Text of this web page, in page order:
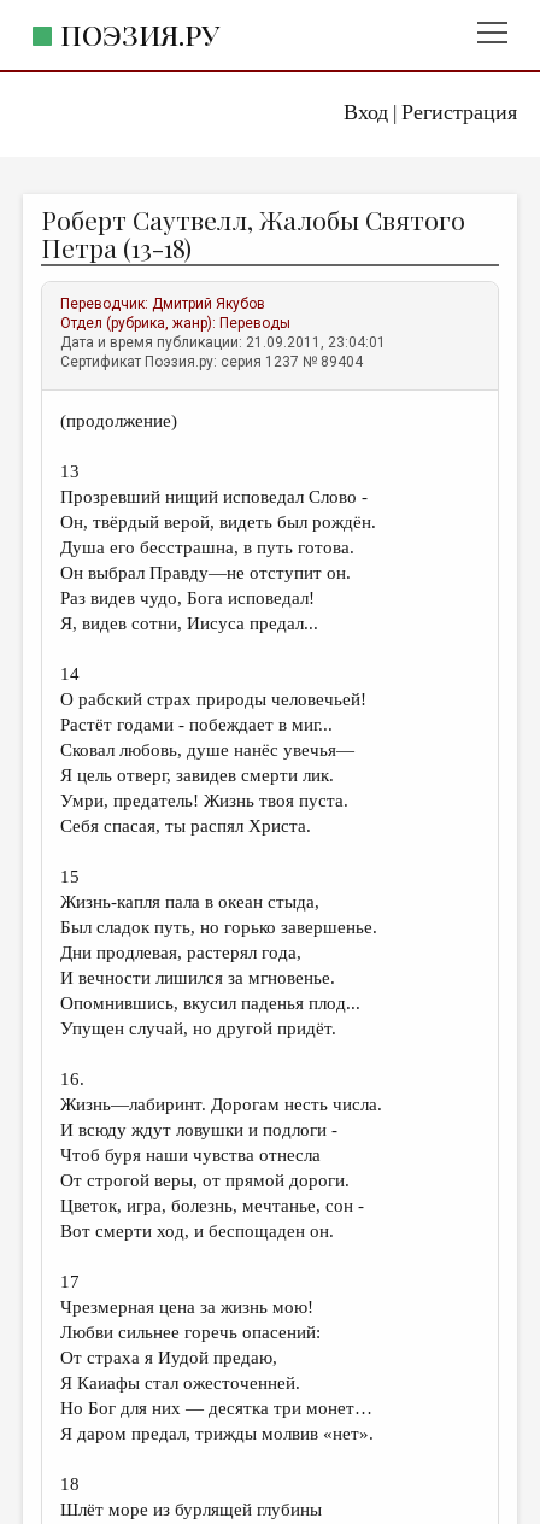
Вход| Регистрация
ПОЭЗИЯ.РУ
ЖАНРЫ
АВТОРЫ
КОММЕНТАРИИ
ЛИТСАЛОН
ОТДЕЛЫ И РУБРИКИ
ИЗБРАННОЕ
ДАЙДЖЕСТ
ПРОИЗВЕДЕНИЯ
КОНКУРСЫ
ДЕТСКАЯ КОМНАТА
КНИЖНАЯ ПОЛКА
ОБЗОР ЛИТЕРАТУРЫ
СТРАНИЦЫ ПАМЯТИ
ОБЪЯВЛЕНИЯ
КОЛОНКА РЕДАКТОРА
РЕДКОЛЛЕГИЯ
ОТ РЕДАКЦИИ
МАЛАЯ ПРОЗА
ЭССЕИСТИКА
ЛИТЕРАТУРОВЕДЕНИЕ
КУЛЬТУРОВЕДЕНИЕ
РЕЦЕНЗИРОВАНИЕ
ЦИКЛЫ ПУБЛИКАЦИЙ
ТРЕДИАКОВСКИЙ
МЕДИА
Роберт Саутвелл, Жалобы Святого
Петра (13-18)
Переводчик:Дмитрий Якубов
Отдел (рубрика, жанр): Переводы
Дата и время публикации: 21.09.2011, 23:04:01
Сертификат Поэзия.ру: серия 1237 № 89404
(продолжение)
13
Прозревший нищий исповедал Слово -
Он, твёрдый верой, видеть был рождён.
Душа его бесстрашна, в путь готова.
Он выбрал Правду—не отступит он.
Раз видев чудо, Бога исповедал!
Я, видев сотни, Иисуса предал...
14
О рабский страх природы человечьей!
Растёт годами - побеждает в миг...
Сковал любовь, душе нанёс увечья—
Я цель отверг, завидев смерти лик.
Умри, предатель! Жизнь твоя пуста.
Себя спасая, ты распял Христа.
15
Жизнь-капля пала в океан стыда,
Был сладок путь, но горько завершенье.
Дни продлевая, растерял года,
И вечности лишился за мгновенье.
Опомнившись, вкусил паденья плод...
Упущен случай, но другой придёт.
16.
Жизнь—лабиринт. Дорогам несть числа.
И всюду ждут ловушки и подлоги -
Чтоб буря наши чувства отнесла
От строгой веры, от прямой дороги.
Цветок, игра, болезнь, мечтанье, сон -
Вот смерти ход, и беспощаден он.
17
Чрезмерная цена за жизнь мою!
Любви сильнее горечь опасений:
От страха я Иудой предаю,
Я Каиафы стал ожесточенней.
Но Бог для них — десятка три монет…
Я даром предал, трижды молвив «нет».
18
Шлёт море из бурлящей глубины